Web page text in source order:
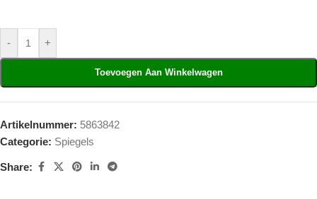
- +
Toevoegen Aan Winkelwagen
Artikelnummer: 5863842
Categorie: Spiegels
Share: